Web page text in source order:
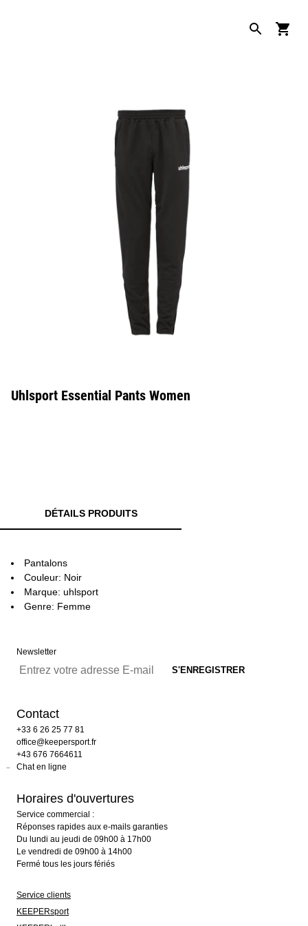
Uhlsport Essential Pants Women
DÉTAILS PRODUITS
Pantalons
Couleur: Noir
Marque: uhlsport
Genre: Femme
Newsletter
Contact
+33 6 26 25 77 81
office@keepersport.fr
+43 676 7664611
Chat en ligne
Horaires d'ouvertures
Service commercial :
Réponses rapides aux e-mails garanties
Du lundi au jeudi de 09h00 à 17h00
Le vendredi de 09h00 à 14h00
Fermé tous les jours fériés
Service clients
KEEPERsport